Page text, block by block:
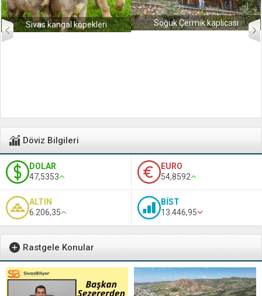
Sivas kangal köpekleri Soğuk Çermik kaplıcası
Döviz Bilgileri
DOLAR
47,5353
EURO
54,8592
ALTIN
6.206,35
BİST
13.446,95
Rastgele Konular